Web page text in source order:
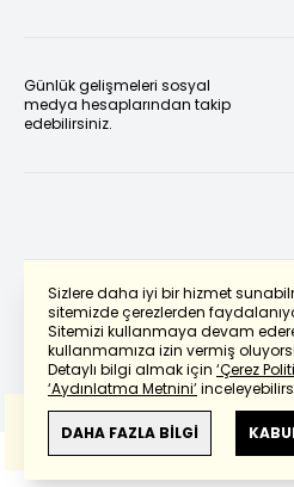
Sizlere daha iyi bir hizmet
sitemizde çerezlerden
Sitemizi kullanmaya devam
kullanmamıza izin vermiş
Detaylı bilgi almak için ‘Çerez
‘Aydınlatma Metnini’
DAHA FAZLA BİLGİ
Günlük gelişmeleri sosyal
medya hesaplarından takip
edebilirsiniz.
Powered by
Bu çevirideGoogle Translete
Anlam ve çeviri hatalarından
sorumlu değildir.